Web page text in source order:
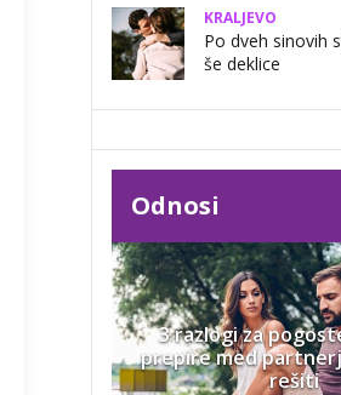
KRALJEVO
Po dveh sinovih
še deklice
Odnosi
3 razlogi za
prepire med
rešiti